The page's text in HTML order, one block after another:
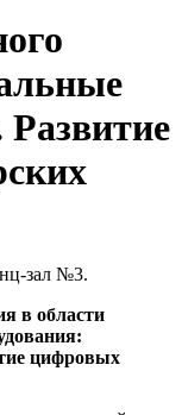
зал №3.
в области
цифровых